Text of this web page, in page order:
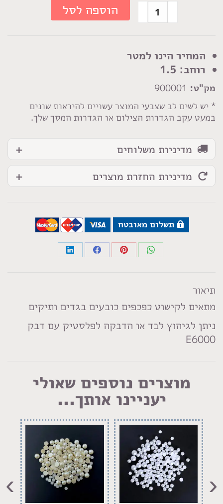
המחיר הינו למטר
רוחב: 1.5
מק"ט:
* יש לשים לב שצבעי המוצר עשויים להיראות שונים
במעט עקב הגדרות הצילום או הגדרות המסך שלך.
כמות
של
שברי
זכוכית
אדום
שני
הוספה לסל
מדיניות משלוחים
מדיניות החזרת מוצרים
תשלום מאובטח
Share
Share
Share
Share
תיאור
מתאים לקישוט כפכפים כובעים בגדים ותיקים
ניתן לגיהוץ לבד או הדבקה לפלסטיק עם דבק
E6000
מוצרים נוספים שאולי
יעניינו אותך...
‹
›